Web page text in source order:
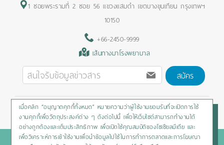
1 ซอยพระรามที่ 2 ซอย 56 แขวงแสมดำ เขตบางขุนเทียน กรุงเทพฯ
10150
+66-2450-9999
เส้นทางมาโรงพยาบาล
สมัคร
Privacy Policy/Cookies Policy/Sitemap/สิทธิผู้ป่วย
Copyright © 2020 Nakornthon Hospital. All rights reserved
เมื่อคลิก “อนุญาตคุกกี้ทั้งหมด” หมายความว่าผู้ใช้งานยอมรับที่จะเปิดการใช้
งานคุกกี้เพื่อวัตถุประสงค์ต่าง ๆ ดังต่อไปนี้ เพื่อให้เว็บไซต์สามารถทำงานได้
อย่างถูกต้องและเต็มประสิทธิภาพ เพื่อเปิดใช้คุณสมบัติของโซเชียลมีเดีย และ
เพื่อวิเคราะห์การเข้าใช้งานเพื่อนำข้อมูลไปใช้ในการทำการตลาดและการโฆษณา